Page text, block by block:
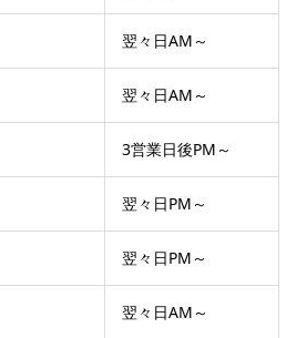
翌々日AM～
翌々日AM～
3営業日後PM～
翌々日PM～
翌々日PM～
翌々日AM～